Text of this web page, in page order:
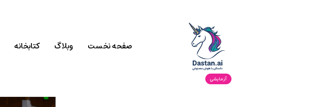
آزمایشی
صفحه نخست وبلاگ کتابخانه